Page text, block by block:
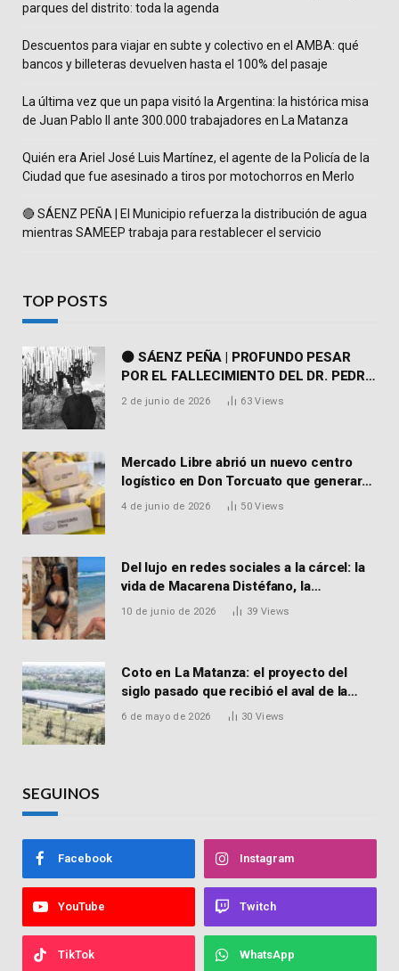
parques del distrito: toda la agenda
Descuentos para viajar en subte y colectivo en el AMBA: qué
bancos y billeteras devuelven hasta el 100% del pasaje
La última vez que un papa visitó la Argentina: la histórica misa
de Juan Pablo II ante 300.000 trabajadores en La Matanza
Quién era Ariel José Luis Martínez, el agente de la Policía de la
Ciudad que fue asesinado a tiros por motochorros en Merlo
🔴 SÁENZ PEÑA | El Municipio refuerza la distribución de agua
mientras SAMEEP trabaja para restablecer el servicio
TOP POSTS
⚫ SÁENZ PEÑA | PROFUNDO PESAR
POR EL FALLECIMIENTO DEL DR. PEDRO
MARTORELL
2 de junio de 2026 63Views
Mercado Libre abrió un nuevo centro
logístico en Don Torcuato que generará
900 empleos: cómo enviar el CV
4 de junio de 2026 50Views
Del lujo en redes sociales a la cárcel: la
vida de Macarena Distéfano, la
influencer de San Martín acusada de
10 de junio de 2026 39 Views
Coto en La Matanza: el proyecto del
siglo pasado que recibió el aval de la
Justicia para reactivar una obra frenada
6 de mayo de 2026 30 Views
SEGUINOS
Facebook Instagram
YouTube Twitch
TikTok WhatsApp